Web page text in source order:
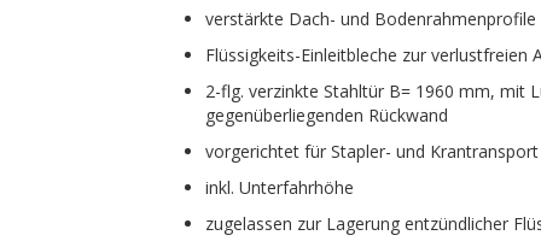
verstärkte Dach- und Bodenrahmenprofile
Flüssigkeits-Einleitbleche zur
2-flg. verzinkte Stahltür B= 1960 mm, mit
gegenüberliegenden Rückwand
vorgerichtet für Stapler- und Krantransport
inkl. Unterfahrhöhe
zugelassen zur Lagerung entzündlicher